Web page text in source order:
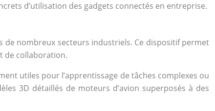
d’utilisation des gadgets connectés en entreprise.
de nombreux secteurs industriels. Ce dispositif permet
de collaboration.
utiles pour l’apprentissage de tâches complexes ou
3D détaillés de moteurs d’avion superposés à des